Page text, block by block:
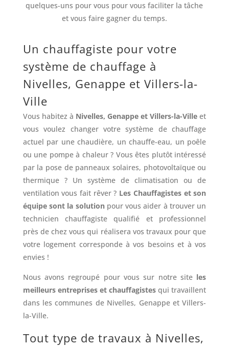
quelques-uns pour vous pour vous faciliter la tâche
et vous faire gagner du temps.
Un chauffagiste pour votre
système de chauffage à
Nivelles, Genappe et Villers-la-
Ville
Vous habitez à Nivelles, Genappe et Villers-la-Ville et
vous voulez changer votre système de chauffage
actuel par une chaudière, un chauffe-eau, un poêle
ou une pompe à chaleur ? Vous êtes plutôt intéressé
par la pose de panneaux solaires, photovoltaïque ou
thermique ? Un système de climatisation ou de
ventilation vous fait rêver ? Les Chauffagistes et son
équipe sont la solution pour vous aider à trouver un
technicien chauffagiste qualifié et professionnel
près de chez vous qui réalisera vos travaux pour que
votre logement corresponde à vos besoins et à vos
envies !
Nous avons regroupé pour vous sur notre site les
meilleurs entreprises et chauffagistes qui travaillent
dans les communes de Nivelles, Genappe et Villers-
la-Ville.
Tout type de travaux à Nivelles,